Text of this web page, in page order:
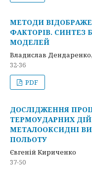
МЕТОДИ
ФАКТОРІВ. СИНТЕЗ
МОДЕЛЕЙ
Владислав
32-36
PDF
ДОСЛІДЖЕННЯ
ТЕРМОУДАРНИХ ДІЙ
МЕТАЛООКСИДНІ
ПОЛЬОТУ
Євгеній Кириченко
37-50